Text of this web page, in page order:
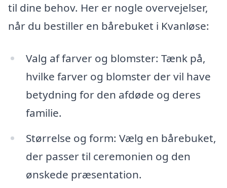
til dine behov. Her er nogle overvejelser,
når du bestiller en bårebuket i Kvanløse:
Valg af farver og blomster: Tænk på,
hvilke farver og blomster der vil have
betydning for den afdøde og deres
familie.
Størrelse og form: Vælg en bårebuket,
der passer til ceremonien og den
ønskede præsentation.